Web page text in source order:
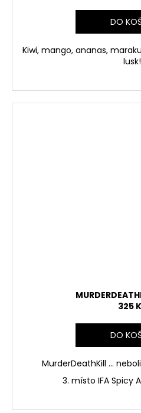
DO
Kiwi, mango, ananas,
lusk!
325
DO
MurderDeathKill ...
3. místo IFA Spicy